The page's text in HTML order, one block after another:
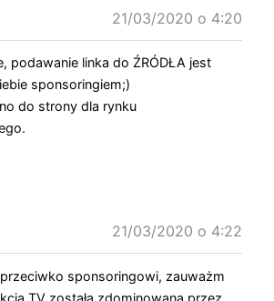
21/03/2020 o 4:20
podawanie linka do ŹRÓDŁA jest
sponsoringiem;)
do strony dla rynku
21/03/2020 o 4:22
sponsoringowi, zauważm
TV została zdominowana przez